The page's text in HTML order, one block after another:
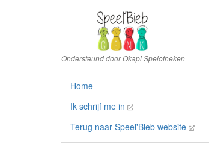
Home
Ik schrijf me in
Terug naar Speel'Bieb website